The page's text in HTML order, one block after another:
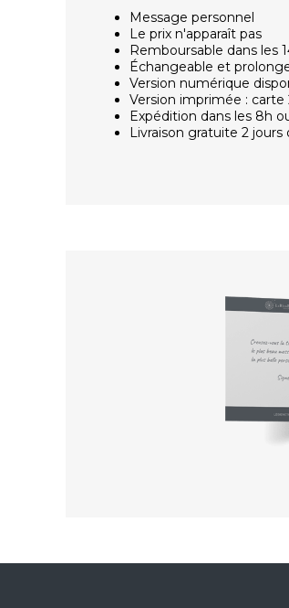
Message personnel
Le prix n'apparaît pas
Remboursable dans les
Échangeable et
Version numérique
Version imprimée :
Expédition dans les 8h
Livraison gratuite 2 jours